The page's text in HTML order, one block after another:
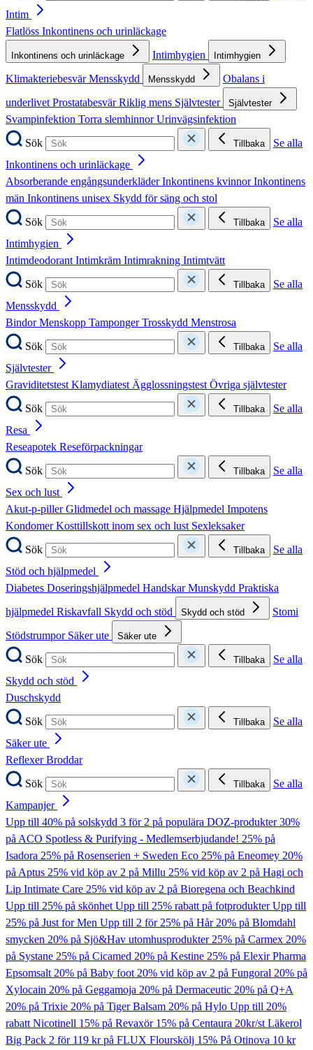
Intim
Flatlöss Inkontinens och urinläckage
Inkontinens och urinläckage Intimhygien Intimhygien
KlimakteriebesvärMensskydd Mensskydd
Obalans i
underlivetProstatabesvärRiklig mens Självtester Självtester
Svampinfektion Torra slemhinnorUrinvägsinfektion
Sök
Tillbaka
Se alla
Inkontinens och urinläckage
Absorberande engångsunderkläderInkontinens kvinnorInkontinens
män Inkontinens unisex Skydd för säng och stol
Sök
Tillbaka
Se alla
Intimhygien
IntimdeodorantIntimkräm Intimrakning Intimtvätt
Sök
Tillbaka
Se alla
Mensskydd
BindorMenskopp TampongerTrosskydd Menstrosa
Sök
Tillbaka
Se alla
Självtester
GraviditetstestKlamydiatestÄgglossningstestÖvriga självtester
Sök
Tillbaka
Se alla
Resa
Reseapotek Reseförpackningar
Sök
Tillbaka
Se alla
Sex och lust
Akut-p-pillerGlidmedel och massage Hjälpmedel Impotens
KondomerKosttillskott inom sex och lust Sexleksaker
Sök
Tillbaka
Se alla
Stöd och hjälpmedel
Diabetes Doseringshjälpmedel HandskarMunskydd Praktiska
hjälpmedel Riskavfall Skydd och stöd Skydd och stöd
Stomi
Stödstrumpor Säker ute Säker ute
Sök Tillbaka
Se alla
Skydd och stöd
Duschskydd
Sök
Tillbaka
Se alla
Säker ute
ReflexerBroddar
Sök
Tillbaka
Se alla
Kampanjer
Upp till 40% på solskydd 3 för 2 på populära DOZ-produkter30%
på ACO Spotless & Purifying - Medlemserbjudande! 25% på
Isadora 25% på Rosenserien + Sweden Eco 25% på Eneomey 20%
på Aptus 25% vid köp av 2 på Millu 25% vid köp av 2 på Hagi och
Lip Intimate Care 25% vid köp av 2 på Bioregena och Beachkind
Upp till 25% på skönhetUpp till 25% rabatt på fotprodukterUpp till
25% på Just for Men Upp till 2 för 25% på Hår20% på Blomdahl
smycken 20% på Sjö&Hav utomhusprodukter25% på Carmex 20%
på Systane 25% på Cicamed 20% på Kestine 25% på Elexir Pharma
Epsomsalt20% på Baby foot20% vid köp av 2 på Fungoral 20% på
Xylocain 20% på Geggamoja 20% på Dermaceutic 20% på Q+A
20% på Trixie 20% på Tiger Balsam 20% på Hylo Upp till 20%
rabatt Nicotinell 15% på Revaxör 15% på Centaura 20kr/st Läkerol
Big Pack 2 för 119 kr på FLUX Flourskölj 15% På Otinova 10 kr